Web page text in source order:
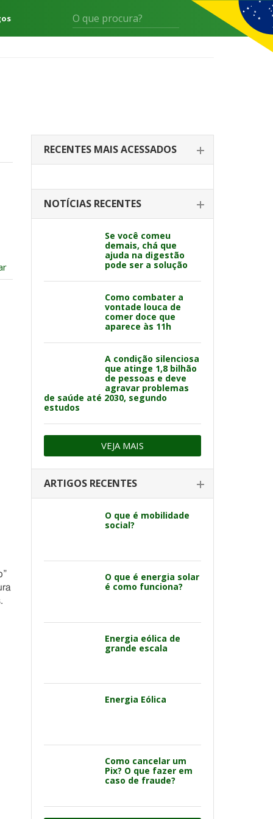
RECENTES MAIS ACESSADOS
NOTÍCIAS RECENTES
Se você comeu
demais, chá que
ajuda na digestão
pode ser a solução
Como combater a
vontade louca de
comer doce que
aparece às 11h
A condição silenciosa
que atinge 1,8 bilhão
de pessoas e deve
agravar problemas
de saúde até 2030, segundo
estudos
VEJA MAIS
ARTIGOS RECENTES
O que é mobilidade
social?
O que é energia solar
é como funciona?
Energia eólica de
grande escala
Energia Eólica
Como cancelar um
Pix? O que fazer em
caso de fraude?